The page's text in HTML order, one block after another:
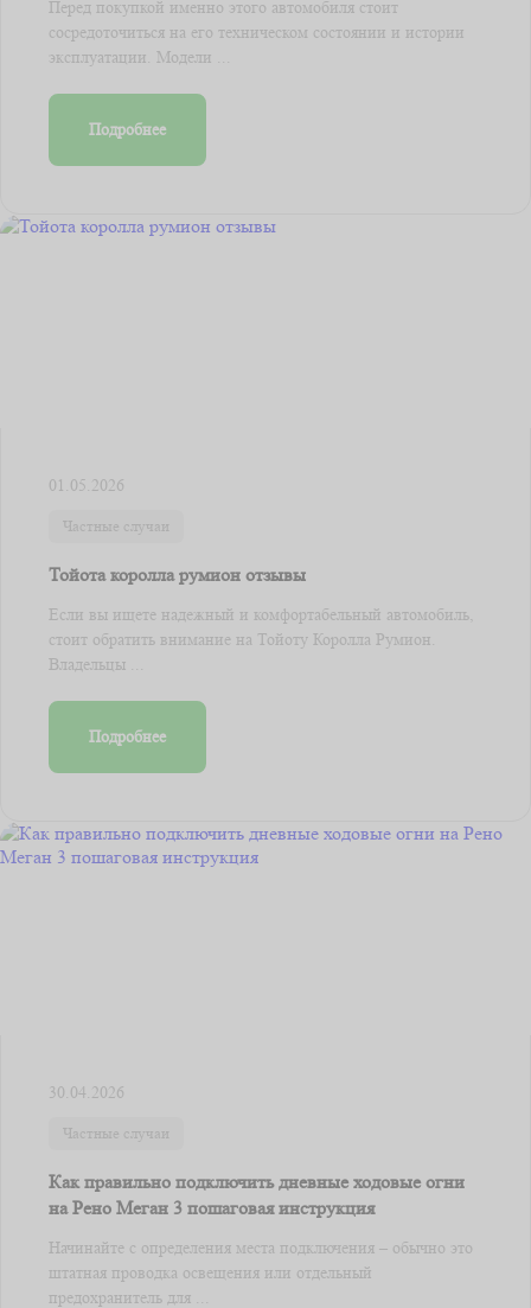
Перед покупкой именно этого автомобиля стоит
сосредоточиться на его техническом состоянии и истории
эксплуатации. Модели ...
Подробнее
01.05.2026
Частные случаи
Тойота королла румион отзывы
Если вы ищете надежный и комфортабельный автомобиль,
стоит обратить внимание на Тойоту Королла Румион.
Владельцы ...
Подробнее
30.04.2026
Частные случаи
Как правильно подключить дневные ходовые огни
на Рено Меган 3 пошаговая инструкция
Начинайте с определения места подключения – обычно это
штатная проводка освещения или отдельный
предохранитель для ...